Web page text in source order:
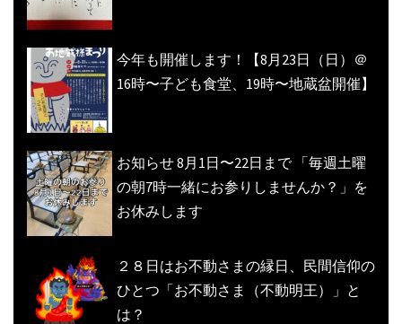
今年も開催します！【8月23日（日）＠
16時〜子ども食堂、19時〜地蔵盆開催】
お知らせ 8月1日〜22日まで 「毎週土曜
の朝7時一緒にお参りしませんか？」を
お休みします
２８日はお不動さまの縁日、民間信仰の
ひとつ「お不動さま（不動明王）」と
は？